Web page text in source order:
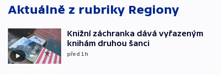
Aktuálně z rubriky Regiony
Knižní záchranka dává vyřazeným
knihám druhou šanci
před 1h